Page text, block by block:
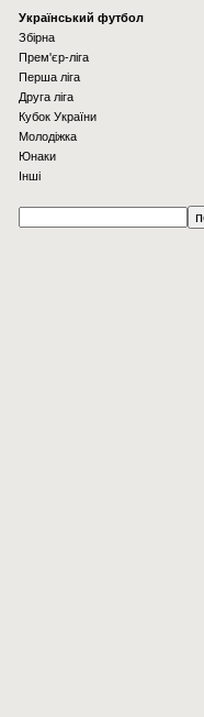
Українcький футбол
Збірна
Прем'єр-ліга
Перша ліга
Друга ліга
Кубок України
Молодіжка
Юнаки
Інші